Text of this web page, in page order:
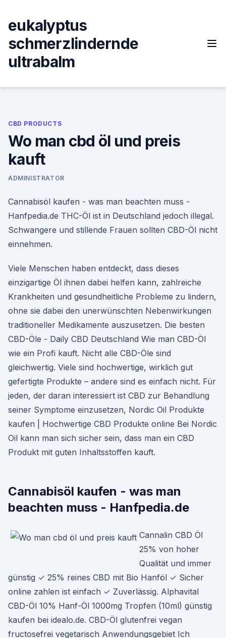
content
eukalyptus
schmerzlindernde
ultrabalm
CBD PRODUCTS
Wo man cbd öl und preis
kauft
ADMINISTRATOR
Cannabisöl kaufen - was man beachten muss -
Hanfpedia.de THC-Öl ist in Deutschland jedoch illegal.
Schwangere und stillende Frauen sollten CBD-Öl nicht
einnehmen.
Viele Menschen haben entdeckt, dass dieses
einzigartige Öl ihnen dabei helfen kann, zahlreiche
Krankheiten und gesundheitliche Probleme zu lindern,
ohne sie dabei den unerwünschten Nebenwirkungen
traditioneller Medikamente auszusetzen. Die besten
CBD-Öle - Daily CBD Deutschland Wie man CBD-Öl
wie ein Profi kauft. Nicht alle CBD-Öle sind
gleichwertig. Viele sind hochwertige, wirklich gut
gefertigte Produkte – andere sind es einfach nicht. Für
jeden, der daran interessiert ist CBD zur Behandlung
seiner Symptome einzusetzen, Nordic Oil Produkte
kaufen | Hochwertige CBD Produkte online Bei Nordic
Oil kann man sich sicher sein, dass man ein CBD
Produkt mit guten Inhaltsstoffen kauft.
Cannabisöl kaufen - was man
beachten muss - Hanfpedia.de
Cannalin CBD Öl
25% von hoher
Qualität und immer
günstig ✓ 25% reines CBD mit Bio Hanföl ✓ Sicher
online zahlen ist einfach ✓ Zuverlässig. Alphavital
CBD-Öl 10% Hanf-Öl 1000mg Tropfen (10ml) günstig
kaufen bei idealo.de. CBD-Öl glutenfrei vegan
fructosefrei vegetarisch Anwendungsgebiet Ich